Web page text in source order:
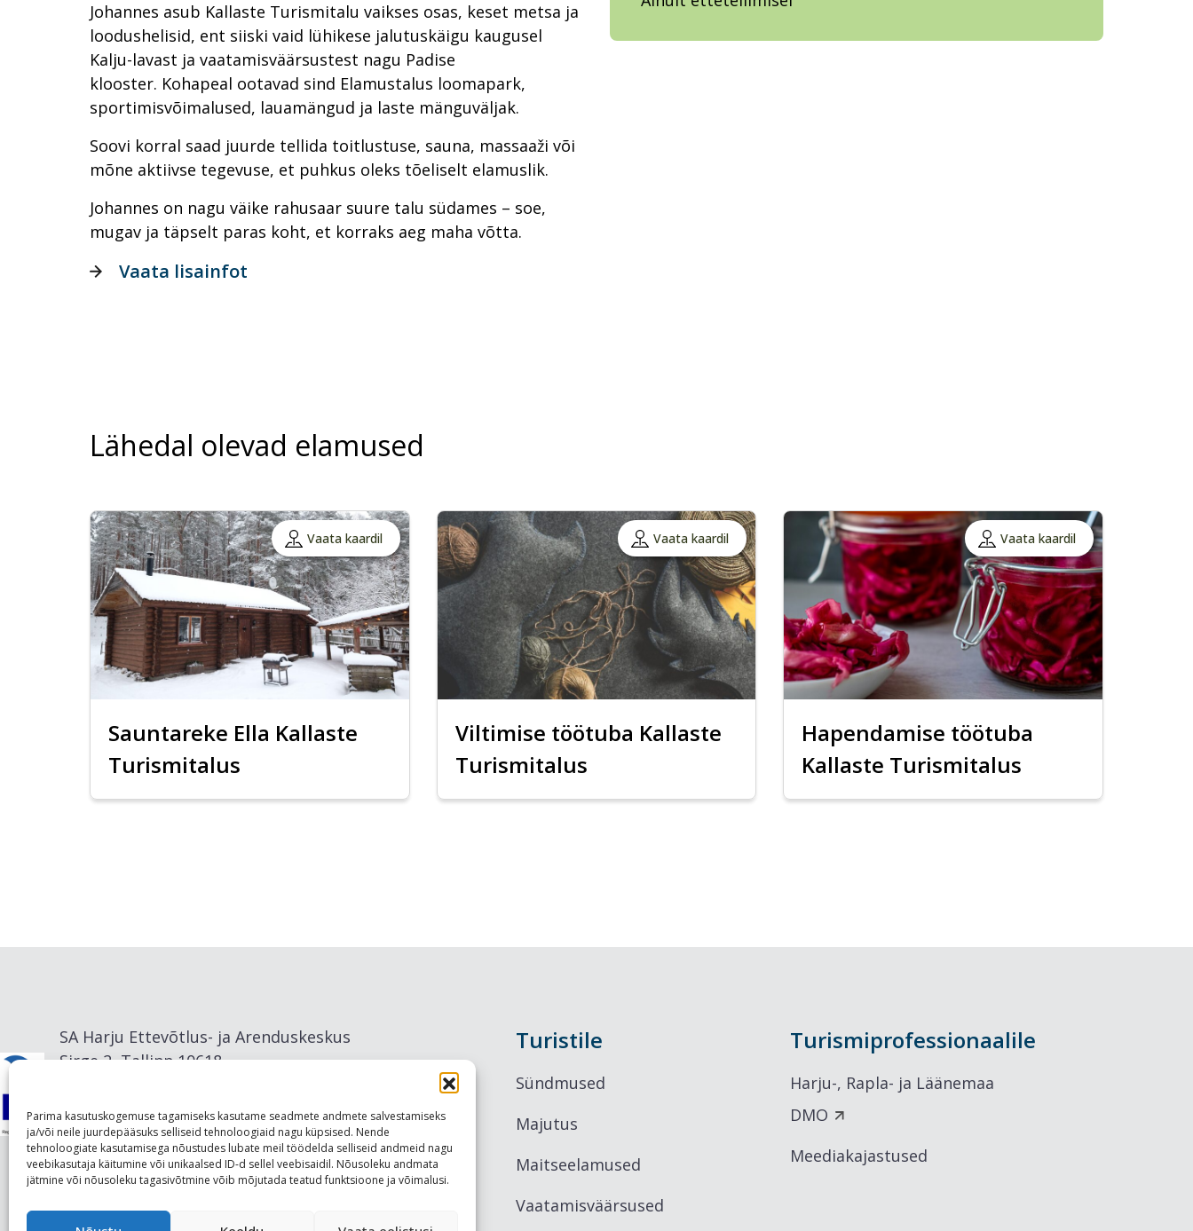
Parima kasutuskogemuse tagamiseks kasutame seadmete andmete salvestamiseks
ja/või neile juurdepääsuks selliseid tehnoloogiaid nagu küpsised. Nende
tehnoloogiate kasutamisega nõustudes lubate meil töödelda selliseid andmeid nagu
veebikasutaja käitumine või unikaalsed ID-d sellel veebisaidil. Nõusoleku andmata
jätmine või nõusoleku tagasivõtmine võib mõjutada teatud funktsioone ja võimalusi.
Johannes asub Kallaste Turismitalu vaikses osas, keset metsa ja
loodushelisid, ent siiski vaid lühikese jalutuskäigu kaugusel
Kalju-lavast ja vaatamisväärsustest nagu Padise
klooster. Kohapeal ootavad sind Elamustalus loomapark,
sportimisvõimalused, lauamängud ja laste mänguväljak.
Soovi korral saad juurde tellida toitlustuse, sauna, massaaži või
mõne aktiivse tegevuse, et puhkus oleks tõeliselt elamuslik.
Johannes on nagu väike rahusaar suure talu südames – soe,
mugav ja täpselt paras koht, et korraks aeg maha võtta.
Vaata lisainfot
Lähedal olevad elamused
Vaata kaardil
Sauntareke Ella Kallaste
Turismitalus
Vaata kaardil
Viltimise töötuba Kallaste
Turismitalus
Vaata kaardil
Hapendamise töötuba
Kallaste Turismitalus
SA Harju Ettevõtlus- ja Arenduskeskus
Sirge 2, Tallinn 10618
Turistile
Sündmused
Majutus
Maitseelamused
Vaatamisväärsused
Turismiprofessionaalile
Harju-, Rapla- ja Läänemaa
DMO
Meediakajastused